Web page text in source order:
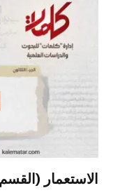
الاستعمار (القسم